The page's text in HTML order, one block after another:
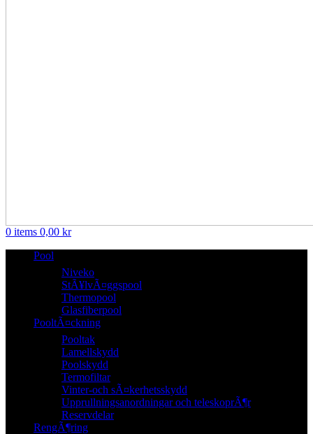
0 items 0,00 kr
Pool
Niveko
StÃ¥lvÃ¤ggspool
Thermopool
Glasfiberpool
PooltÃ¤ckning
Pooltak
Lamellskydd
Poolskydd
Termofiltar
Vinter-och sÃ¤kerhetsskydd
Upprullningsanordningar och teleskoprÃ¶r
Reservdelar
RengÃ¶ring